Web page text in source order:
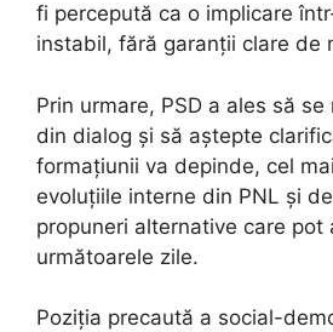
fi percepută ca o implicare
instabil, fără garanții clare de
Prin urmare, PSD a ales să
din dialog și să aștepte
formațiunii va depinde, cel
evoluțiile interne din PNL și
propuneri alternative care pot
următoarele zile.
Poziția precaută a social-